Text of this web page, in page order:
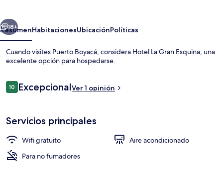
Interior
Siguiente
18+
ResumenHabitacionesUbicaciónPolíticas
Cuando visites Puerto Boyacá, considera Hotel La Gran Esquina, una
excelente opción para hospedarse.
Opiniones
1010 de 10,
ExcepcionalVer 1 opinión
Servicios principales
Wifi gratuito
Aire acondicionado
Para no fumadores